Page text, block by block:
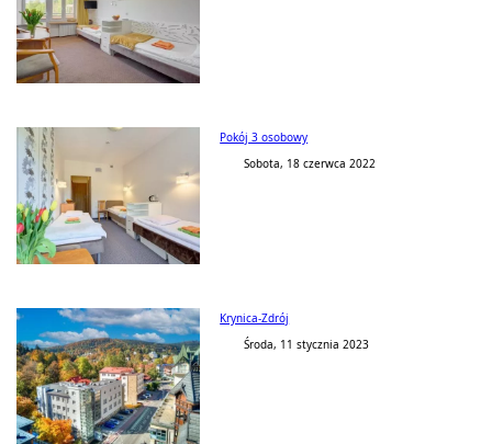
Pokój 3 osobowy
Sobota, 18 czerwca 2022
Krynica-Zdrój
Środa, 11 stycznia 2023